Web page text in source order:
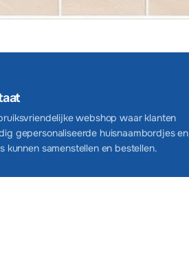
webshop waar klanten
gepersonaliseerde huisnaambordjes en
kunnen samenstellen en bestellen.